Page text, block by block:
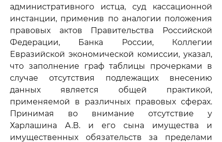
административного истца, суд кассационной
инстанции, применив по аналогии положения
правовых актов Правительства Российской
Федерации, Банка России, Коллегии
Евразийской экономической комиссии, указал,
что заполнение граф таблицы прочерками в
случае отсутствия подлежащих внесению
данных является общей практикой,
применяемой в различных правовых сферах.
Принимая во внимание отсутствие у
Харлашина А.В. и его сына имущества и
имущественных обязательств за пределами